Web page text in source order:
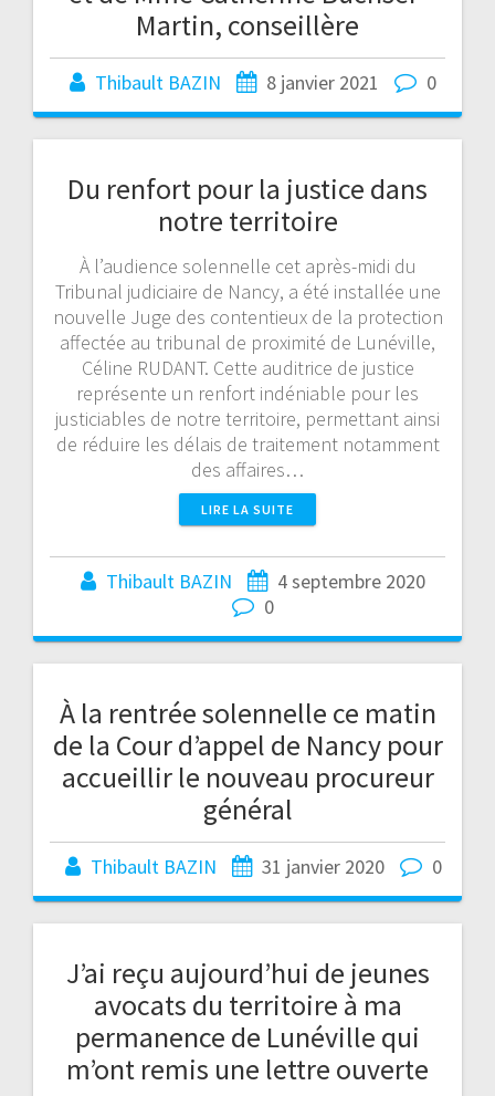
Martin, conseillère
Thibault BAZIN 8 janvier 2021 0
Du renfort pour la justice dans
notre territoire
À l’audience solennelle cet après-midi du
Tribunal judiciaire de Nancy, a été installée une
nouvelle Juge des contentieux de la protection
affectée au tribunal de proximité de Lunéville,
Céline RUDANT. Cette auditrice de justice
représente un renfort indéniable pour les
justiciables de notre territoire, permettant ainsi
de réduire les délais de traitement notamment
des affaires…
LIRE LA SUITE
Thibault BAZIN
4 septembre 2020
0
À la rentrée solennelle ce matin
de la Cour d’appel de Nancy pour
accueillir le nouveau procureur
général
Thibault BAZIN 31 janvier 2020 0
J’ai reçu aujourd’hui de jeunes
avocats du territoire à ma
permanence de Lunéville qui
m’ont remis une lettre ouverte